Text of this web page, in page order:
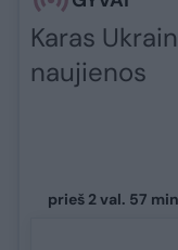
Karas
naujienos
prieš 2 val. 57